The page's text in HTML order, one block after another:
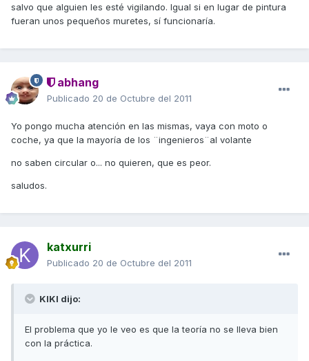
salvo que alguien les esté vigilando. Igual si en lugar de pintura
fueran unos pequeños muretes, sí funcionaría.
abhang
Publicado 20 de Octubre del 2011
Yo pongo mucha atención en las mismas, vaya con moto o
coche, ya que la mayoría de los ¨ingenieros¨al volante
no saben circular o... no quieren, que es peor.
saludos.
katxurri
Publicado 20 de Octubre del 2011
KIKI dijo:
El problema que yo le veo es que la teoría no se lleva bien
con la práctica.